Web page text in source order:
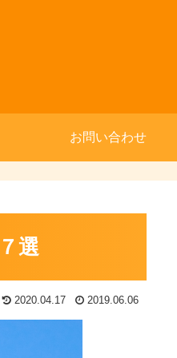
お問い合わせ
選
2020.04.17 2019.06.06